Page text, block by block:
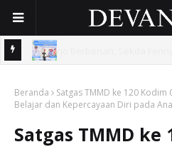
42.210 Pekerja Rentan Lewat
Beranda
Satgas TMMD ke 120
Belajar dan Kepercayaan Diri pada
Satgas TMMD ke